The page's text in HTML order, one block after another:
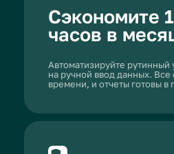
Система отслеживает остатки и движения
вам избежать ошибок в учете и потерь на
Управляйте складом